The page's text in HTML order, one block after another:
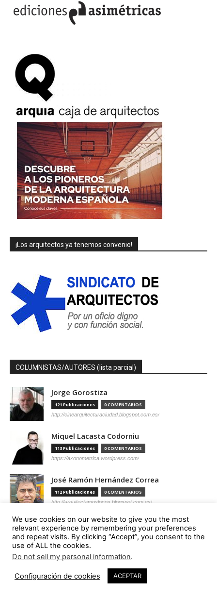
¡Los arquitectos ya tenemos convenio!
COLUMNISTAS/AUTORES (lista parcial)
Jorge Gorostiza
121 Publicaciones 0 COMENTARIOS
http://cinearquitecturaciudad.blogspot.com.es/
Miquel Lacasta Codorniu
113 Publicaciones 0 COMENTARIOS
https://axonometrica.wordpress.com/
José Ramón Hernández Correa
112 Publicaciones 0 COMENTARIOS
http://arquitectamoslocos.blogspot.com.es/
Miguel Ángel Díaz Camacho
95 Publicaciones 0 COMENTARIOS
https://madc.xyz/
Ana Barreiro Blanco
92 Publicaciones 0 COMENTARIOS
We use cookies on our website to give you the most
relevant experience by remembering your preferences
and repeat visits. By clicking “Accept”, you consent to the
use of ALL the cookies.
Do not sell my personal information.
Configuración de cookies ACEPTAR